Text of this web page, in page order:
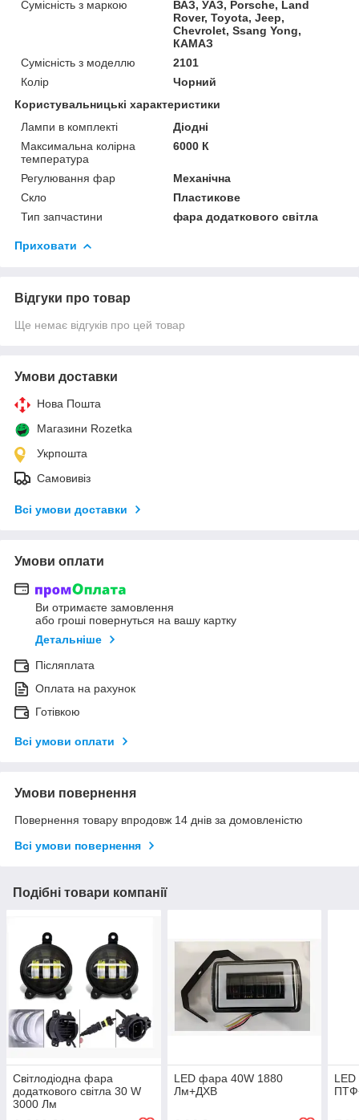
Сумісність з маркою
ВАЗ, УАЗ, Porsche, Land
Rover, Toyota, Jeep,
Chevrolet, Ssang Yong,
КАМАЗ
Сумісність з моделлю
2101
Колір
Чорний
Користувальницькі характеристики
Лампи в комплекті
Діодні
Максимальна колірна
температура
6000 К
Регулювання фар
Механічна
Скло
Пластикове
Тип запчастини
фара додаткового світла
Приховати
Відгуки про товар
Ще немає відгуків про цей товар
Умови доставки
Нова Пошта
Магазини Rozetka
Укрпошта
Самовивіз
Всі умови доставки
Умови оплати
Ви отримаєте замовлення
або гроші повернуться на вашу картку
Детальніше
Післяплата
Оплата на рахунок
Готівкою
Всі умови оплати
Умови повернення
Повернення товару впродовж 14 днів за домовленістю
Всі умови повернення
Подібні товари компанії
Світлодіодна фара
додаткового світла 30 W
3000 Лм
LED фара 40W 1880
Лм+ДХВ